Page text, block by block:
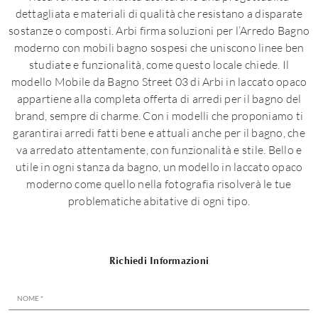
dettagliata e materiali di qualità che resistano a disparate
sostanze o composti. Arbi firma soluzioni per l’Arredo Bagno
moderno con mobili bagno sospesi che uniscono linee ben
studiate e funzionalità, come questo locale chiede. Il
modello Mobile da Bagno Street 03 di Arbi in laccato opaco
appartiene alla completa offerta di arredi per il bagno del
brand, sempre di charme. Con i modelli che proponiamo ti
garantirai arredi fatti bene e attuali anche per il bagno, che
va arredato attentamente, con funzionalità e stile. Bello e
utile in ogni stanza da bagno, un modello in laccato opaco
moderno come quello nella fotografia risolverà le tue
problematiche abitative di ogni tipo.
Richiedi Informazioni